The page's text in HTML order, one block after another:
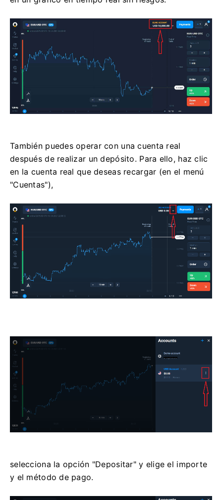
También puedes operar con una cuenta real
después de realizar un depósito. Para ello, haz clic
en la cuenta real que deseas recargar (en el menú
"Cuentas"),
selecciona la opción "Depositar" y elige el importe
y el método de pago.